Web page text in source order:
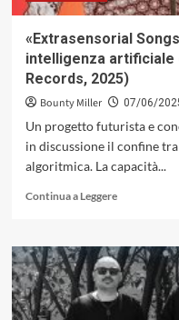
«Extrasensorial
intelligenza artificiale
Records, 2025)
Bounty Miller 07/06/
Un progetto futurista e
in discussione il confine
algoritmica. La capacità...
Continua a LeggereLeggi
su
Songs»
di